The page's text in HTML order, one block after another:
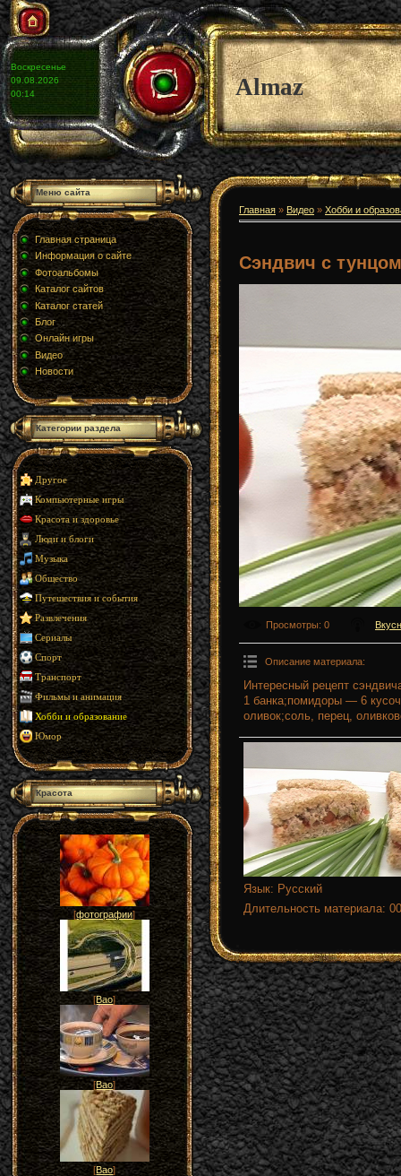
Воскресенье
09.08.2026
00:14
Almaz
Меню сайта
Главная страница
Информация о сайте
Фотоальбомы
Каталог сайтов
Каталог статей
Блог
Онлайн игры
Видео
Новости
Категории раздела
Другое
Компьютерные игры
Красота и здоровье
Люди и блоги
Музыка
Общество
Путешествия и события
Развлечения
Сериалы
Спорт
Транспорт
Фильмы и анимация
Хобби и образование
Юмор
Красота
[фотографии]
[Вао]
[Вао]
[Вао]
Главная » Видео » Хобби и
Сэндвич с
Просмотры: 0
Описание материала:
Интересный рецепт
1 банка;помидоры — 6
оливок;соль, перец,
Язык: Русский
Длительность материала: